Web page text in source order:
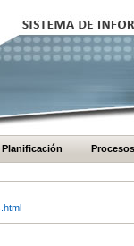
Planificación Procesos